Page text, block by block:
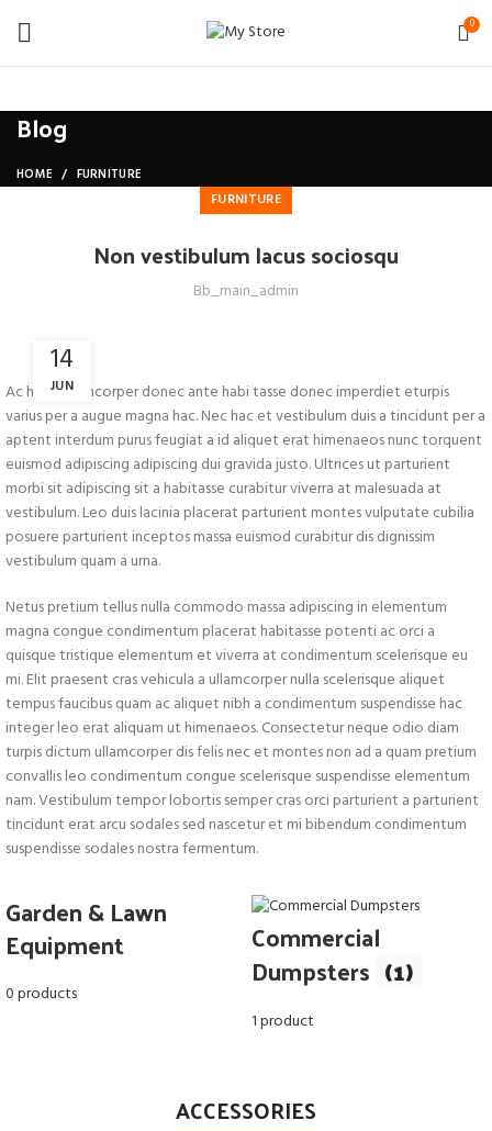
0
Blog
HOME FURNITURE
FURNITURE
Non vestibulum lacus sociosqu
Bb_main_admin
14
JUN
Ac haca ullamcorper donec ante habi tasse donec imperdiet eturpis
varius per a augue magna hac. Nec hac et vestibulum duis a tincidunt per a
aptent interdum purus feugiat a id aliquet erat himenaeos nunc torquent
euismod adipiscing adipiscing dui gravida justo. Ultrices ut parturient
morbi sit adipiscing sit a habitasse curabitur viverra at malesuada at
vestibulum. Leo duis lacinia placerat parturient montes vulputate cubilia
posuere parturient inceptos massa euismod curabitur dis dignissim
vestibulum quam a urna.
Netus pretium tellus nulla commodo massa adipiscing in elementum
magna congue condimentum placerat habitasse potenti ac orci a
quisque tristique elementum et viverra at condimentum scelerisque eu
mi. Elit praesent cras vehicula a ullamcorper nulla scelerisque aliquet
tempus faucibus quam ac aliquet nibh a condimentum suspendisse hac
integer leo erat aliquam ut himenaeos. Consectetur neque odio diam
turpis dictum ullamcorper dis felis nec et montes non ad a quam pretium
convallis leo condimentum congue scelerisque suspendisse elementum
nam. Vestibulum tempor lobortis semper cras orci parturient a parturient
tincidunt erat arcu sodales sed nascetur et mi bibendum condimentum
suspendisse sodales nostra fermentum.
Garden & Lawn
Equipment
0 products
Commercial
Dumpsters (1)
1 product
ACCESSORIES